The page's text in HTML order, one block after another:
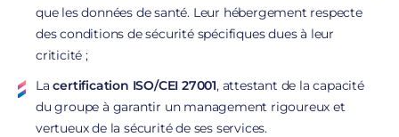
que les données de santé. Leur hébergement respecte
des conditions de sécurité spécifiques dues à leur
criticité ;
Lacertification ISO/CEI 27001, attestant de la capacité
du groupe à garantir un management rigoureux et
vertueux de la sécurité de ses services.